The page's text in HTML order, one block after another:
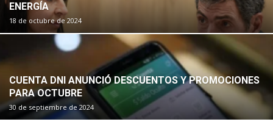
ENERGÍA
18 de octubre de 2024
CUENTA DNI ANUNCIÓ DESCUENTOS Y PROMOCIONES
PARA OCTUBRE
30 de septiembre de 2024